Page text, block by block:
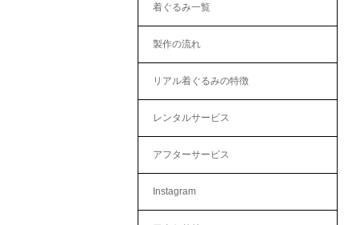
着ぐるみ一覧
製作の流れ
リアル着ぐるみの特徴
レンタルサービス
アフターサービス
Instagram